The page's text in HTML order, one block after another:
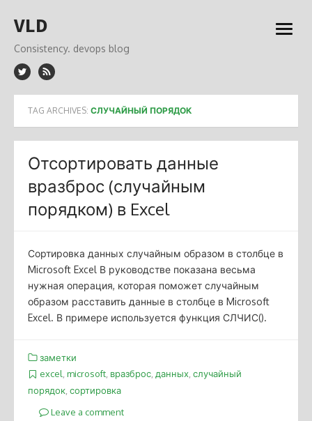
to
VLD
Consistency. devops blog
open
TAG ARCHIVES: СЛУЧАЙНЫЙ ПОРЯДОК
Отсортировать данные
вразброс (случайным
порядком) в Excel
Сортировка данных случайным образом в столбце в
Microsoft Excel В руководстве показана весьма
нужная операция, которая поможет случайным
образом расставить данные в столбце в Microsoft
Excel. В примере используется функция СЛЧИС().
заметки
excel, microsoft, вразброс, данных, случайный
порядок сортировка
Leave a comment